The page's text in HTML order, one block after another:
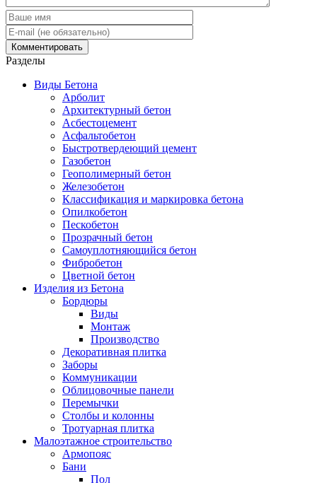
Разделы
Виды Бетона
Арболит
Архитектурный бетон
Асбестоцемент
Асфальтобетон
Быстротвердеющий цемент
Газобетон
Геополимерный бетон
Железобетон
Классификация и маркировка бетона
Опилкобетон
Пескобетон
Прозрачный бетон
Самоуплотняющийся бетон
Фибробетон
Цветной бетон
Изделия из Бетона
Бордюры
Виды
Монтаж
Производство
Декоративная плитка
Заборы
Коммуникации
Облицовочные панели
Перемычки
Столбы и колонны
Тротуарная плитка
Малоэтажное строительство
Армопояс
Бани
Пол